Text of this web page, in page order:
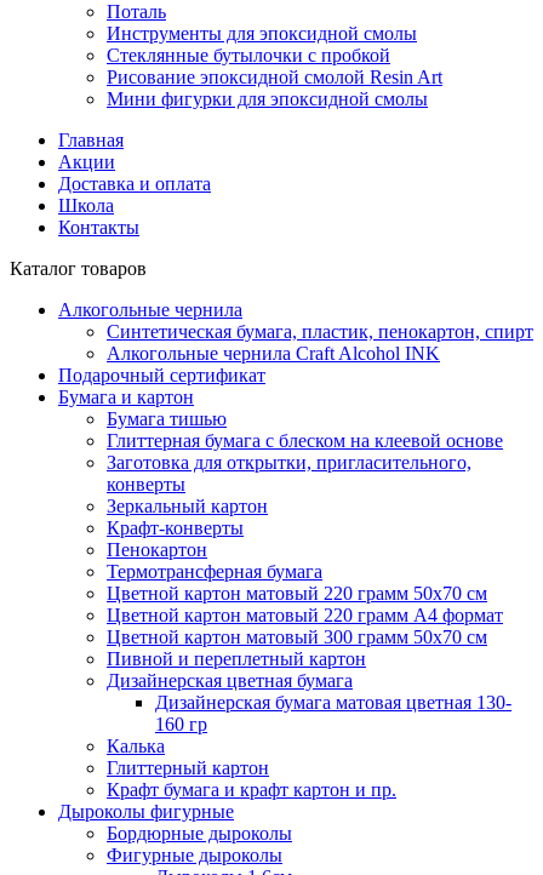
Поталь
Инструменты для эпоксидной смолы
Стеклянные бутылочки с пробкой
Рисование эпоксидной смолой Resin Art
Мини фигурки для эпоксидной смолы
Главная
Акции
Доставка и оплата
Школа
Контакты
Каталог товаров
Алкогольные чернила
Синтетическая бумага, пластик, пенокартон, спирт
Алкогольные чернила Craft Alcohol INK
Подарочный сертификат
Бумага и картон
Бумага тишью
Глиттерная бумага с блеском на клеевой основе
Заготовка для открытки, пригласительного,
конверты
Зеркальный картон
Крафт-конверты
Пенокартон
Термотрансферная бумага
Цветной картон матовый 220 грамм 50х70 см
Цветной картон матовый 220 грамм A4 формат
Цветной картон матовый 300 грамм 50х70 см
Пивной и переплетный картон
Дизайнерская цветная бумага
Дизайнерская бумага матовая цветная 130-
160 гр
Калька
Глиттерный картон
Крафт бумага и крафт картон и пр.
Дыроколы фигурные
Бордюрные дыроколы
Фигурные дыроколы